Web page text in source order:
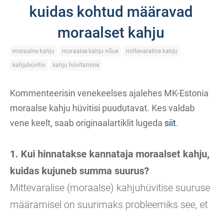
kuidas kohtud määravad
moraalset kahju
moraalne kahju moraalse kahju nõue
mittevaraline kahju
kahjuhüvitis
kahju hüvitamine
Kommenteerisin venekeelses ajalehes MK-Estonia
moraalse kahju hüvitisi puudutavat. Kes valdab
vene keelt, saab originaalartiklit lugeda siit.
1. Kui hinnatakse kannataja moraalset kahju,
kuidas kujuneb summa suurus?
Mittevaralise (moraalse) kahjuhüvitise suuruse
määramisel on suurimaks probleemiks see, et